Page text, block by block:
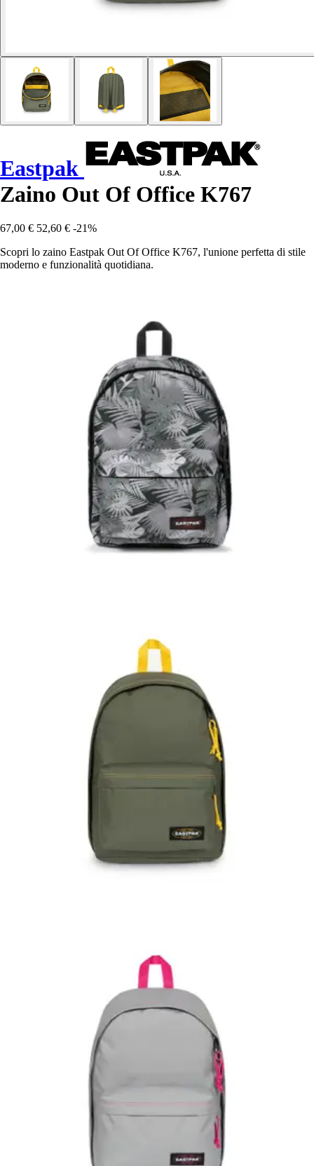
Eastpak
Zaino Out Of Office K767
67,00 € 52,60 € -21%
Scopri lo zaino Eastpak Out Of Office K767, l'unione perfetta di stile
moderno e funzionalità quotidiana.